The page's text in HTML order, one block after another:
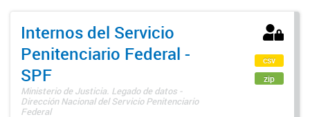
Internos del Servicio
Penitenciario Federal -
SPF
Ministerio de Justicia. Legado de datos -
Dirección Nacional del Servicio Penitenciario
Federal
csv
zip